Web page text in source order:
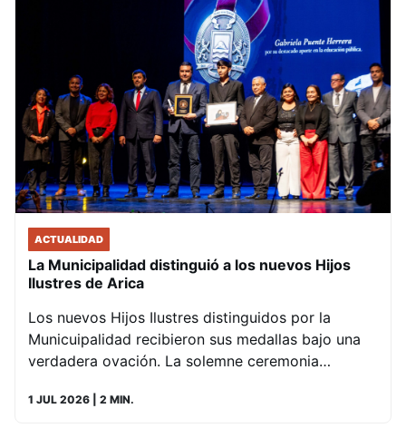
ACTUALIDAD
La Municipalidad distinguió a los nuevos Hijos
Ilustres de Arica
Los nuevos Hijos Ilustres distinguidos por la
Municuipalidad recibieron sus medallas bajo una
verdadera ovación. La solemne ceremonia…
1 JUL 2026 | 2 MIN.